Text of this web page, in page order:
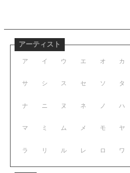
アーティスト
ア イ ウ エ オ
サ シ ス セ ソ
ナ ニ ヌ ネ ノ
マ ミ ム メ モ
ラ リ ル レ ロ
カ
タ
ハ
ヤ
ワ